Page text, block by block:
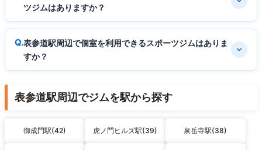
ツジムはありますか？
表参道駅周辺で個室を利用できるスポーツジムはありま
すか？
表参道駅周辺でジムを駅から探す
御成門駅(42) 虎ノ門ヒルズ駅(39) 泉岳寺駅(38)